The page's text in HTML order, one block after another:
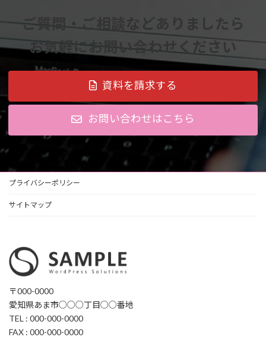
ご質問・ご相談などありましたら
お気軽にお問い合わせください
資料を請求する
お問い合わせはこちら
プライバシーポリシー
サイトマップ
〒000-0000
愛知県あま市○○○丁目○○番地
TEL : 000-000-0000
FAX : 000-000-0000